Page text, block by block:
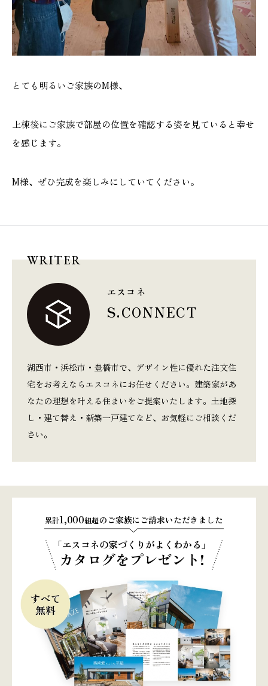
とても明るいご家族のM様、
上棟後にご家族で部屋の位置を確認する姿を見ていると幸せ
を感じます。
M様、ぜひ完成を楽しみにしていてください。
WRITER
エスコネ
S.CONNECT
湖西市・浜松市・豊橋市で、デザイン性に優れた注文住
宅をお考えならエスコネにお任せください。建築家があ
なたの理想を叶える住まいをご提案いたします。土地探
し・建て替え・新築一戸建てなど、お気軽にご相談くだ
さい。
累計1,000組超のご家族にご請求いただきました
「エスコネの家づくりがよくわかる」
カタログをプレゼント!